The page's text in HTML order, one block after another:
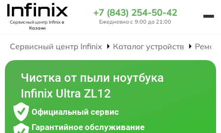
Сервисный центр Infinixв
Казани
+7 (843) 254-50-42
Ежедневно с 9:00 до 21:00
Сервисный центр Infinix Каталог устройств
Чистка от пыли ноутбука
Infinix Ultra ZL12
Официальный сервис
Гарантийное обслуживание